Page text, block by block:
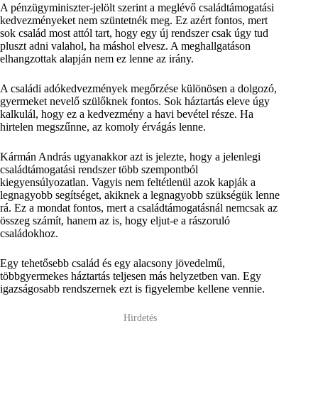
A pénzügyminiszter-jelölt szerint a meglévő családtámogatási
kedvezményeket nem szüntetnék meg. Ez azért fontos, mert
sok család most attól tart, hogy egy új rendszer csak úgy tud
pluszt adni valahol, ha máshol elvesz. A meghallgatáson
elhangzottak alapján nem ez lenne az irány.
A családi adókedvezmények megőrzése különösen a dolgozó,
gyermeket nevelő szülőknek fontos. Sok háztartás eleve úgy
kalkulál, hogy ez a kedvezmény a havi bevétel része. Ha
hirtelen megszűnne, az komoly érvágás lenne.
Kármán András ugyanakkor azt is jelezte, hogy a jelenlegi
családtámogatási rendszer több szempontból
kiegyensúlyozatlan. Vagyis nem feltétlenül azok kapják a
legnagyobb segítséget, akiknek a legnagyobb szükségük lenne
rá. Ez a mondat fontos, mert a családtámogatásnál nemcsak az
összeg számít, hanem az is, hogy eljut-e a rászoruló
családokhoz.
Egy tehetősebb család és egy alacsony jövedelmű,
többgyermekes háztartás teljesen más helyzetben van. Egy
igazságosabb rendszernek ezt is figyelembe kellene vennie.
Hirdetés